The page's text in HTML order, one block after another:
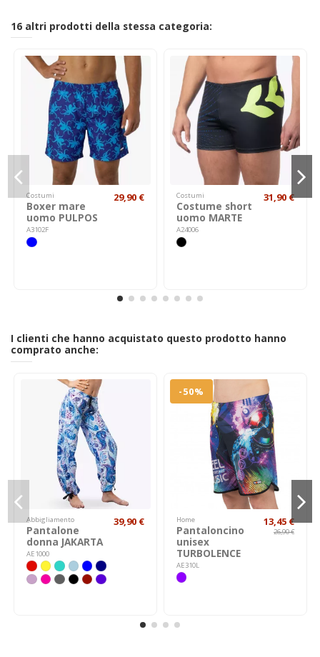
16 altri prodotti della stessa categoria:
Costumi
Boxer mare
uomo PULPOS
A3102F
29,90 € Costumi
Costume short
uomo MARTE
A24006
31,90 €
I clienti che hanno acquistato questo prodotto hanno
comprato anche:
Abbigliamento
Pantalone
donna JAKARTA
AE1000
39,90 €
-50%
Home
Pantaloncino
unisex
TURBOLENCE
AE310L
13,45 €
26,90 €